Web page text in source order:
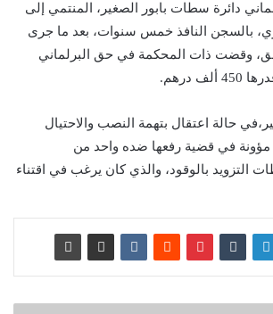
دائرة سطات بابور الصغير، المنتمي إلى
بالسجن النافذ خمس سنوات، بعد ما جرى
وقضت ذات المحكمة في حق البرلماني
درهم.
حالة اعتقال بتهمة النصب والاحتيال
في قضية رفعها ضده واحد من
التزويد بالوقود، والذي كان يرغب في اقتناء